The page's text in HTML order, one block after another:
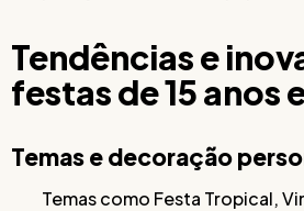
Tendências e
festas de 15 anos
Temas e decoração
Temas como Festa Tropical,